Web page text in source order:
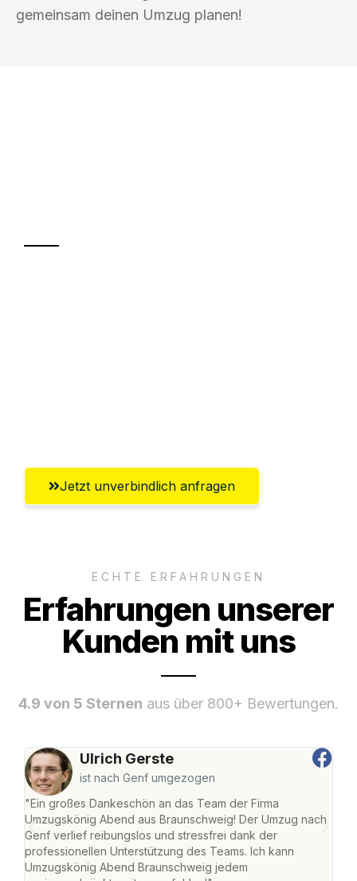
gemeinsam deinen Umzug planen!
Jetzt unverbindlich anfragen
ECHTE ERFAHRUNGEN
Erfahrungen unserer
Kunden mit uns
4.9 von 5 Sternen aus über 800+ Bewertungen.
Ulrich Gerste
ist nach Genf umgezogen
"Ein großes Dankeschön an das Team der Firma
Umzugskönig Abend aus Braunschweig! Der Umzug nach
Genf verlief reibungslos und stressfrei dank der
professionellen Unterstützung des Teams. Ich kann
Umzugskönig Abend Braunschweig jedem